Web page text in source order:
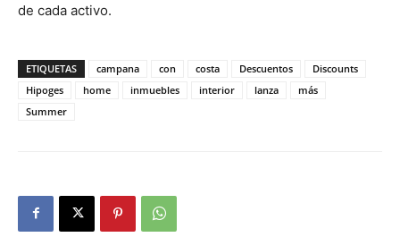
de cada activo.
ETIQUETAS campana con costa Descuentos
Discounts
Hipoges
home inmuebles interior lanza
más
Summer